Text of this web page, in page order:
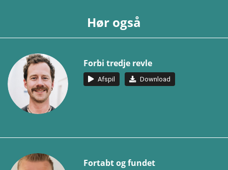
Hør også
Forbi tredje revle
Afspil Download
Fortabt og fundet